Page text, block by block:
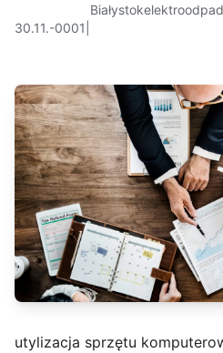
30.11.-0001
Białystok
utylizacja sprzętu